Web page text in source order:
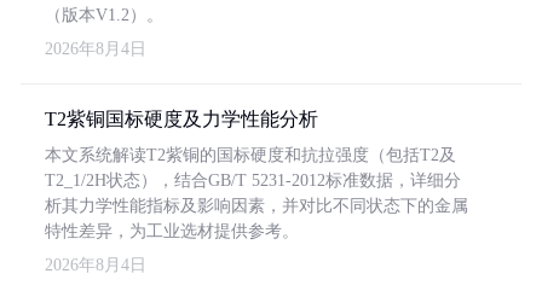
（版本V1.2）。
2026年8月4日
T2紫铜国标硬度及力学性能分析
本文系统解读T2紫铜的国标硬度和抗拉强度（包括T2及
T2_1/2H状态），结合GB/T 5231-2012标准数据，详细分
析其力学性能指标及影响因素，并对比不同状态下的金属
特性差异，为工业选材提供参考。
2026年8月4日